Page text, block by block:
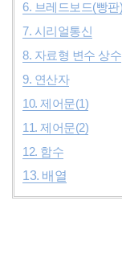
6. 브레드보드(빵판
7. 시리얼통신
8. 자료형 변수 상수
9. 연산자
10. 제어문(1)
11. 제어문(2)
12. 함수
13. 배열